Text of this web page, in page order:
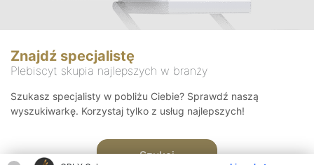
Znajdź specjalistę
Plebiscyt skupia najlepszych w branży
Szukasz specjalisty w pobliżu Ciebie? Sprawdź naszą
wyszukiwarkę. Korzystaj tylko z usług najlepszych!
Szukaj